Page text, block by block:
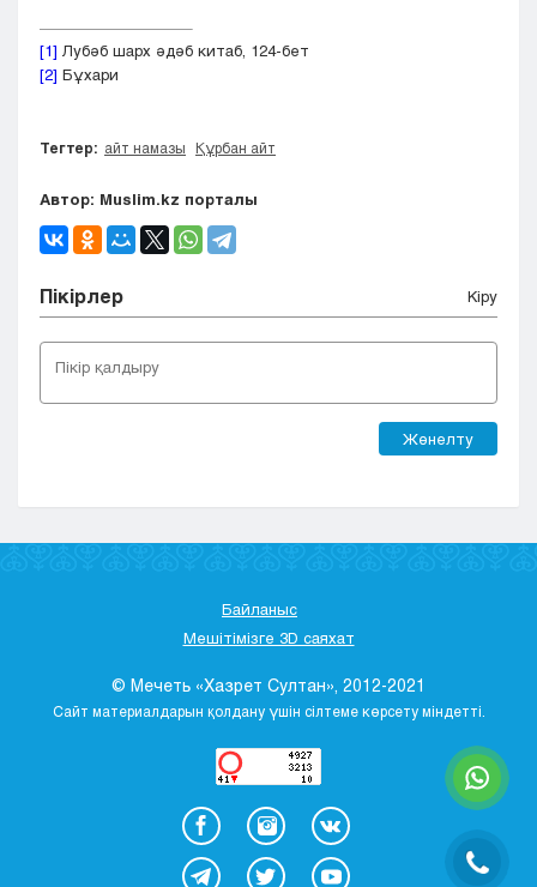
[1] Лубәб шарх әдәб китаб, 124-бет
[2] Бұхари
Тегтер: айт намазы Құрбан айт
Автор: Muslim.kz порталы
Пікірлер Кіру
Жөнелту
Байланыс
Мешітімізге 3D саяхат
© Мечеть «Хазрет Султан», 2012-2021
Сайт материалдарын қолдану үшін сілтеме көрсету міндетті.